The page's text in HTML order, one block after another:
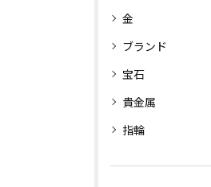
金
ブランド
宝石
貴金属
指輪